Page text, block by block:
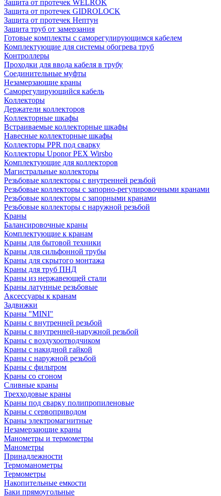
Защита от протечек WELROK
Защита от протечек GIDROLOCK
Защита от протечек Нептун
Защита труб от замерзания
Готовые комплекты с саморегулирующимся кабелем
Комплектующие для системы обогрева труб
Контроллеры
Проходки для ввода кабеля в трубу
Соединительные муфты
Незамерзающие краны
Саморегулирующийся кабель
Коллекторы
Держатели коллекторов
Коллекторные шкафы
Встраиваемые коллекторные шкафы
Навесные коллекторные шкафы
Коллекторы PPR под сварку
Коллекторы Uponor PEX Wirsbo
Комплектующие для коллекторов
Магистральные коллекторы
Резьбовые коллекторы с внутренней резьбой
Резьбовые коллекторы с запорно-регулировочными кранами
Резьбовые коллекторы с запорными кранами
Резьбовые коллекторы с наружной резьбой
Краны
Балансировочные краны
Комплектующие к кранам
Краны для бытовой техники
Краны для сильфонной трубы
Краны для скрытого монтажа
Краны для труб ПНД
Краны из нержавеющей стали
Краны латунные резьбовые
Аксессуары к кранам
Задвижки
Краны "MINI"
Краны с внутренней резьбой
Краны с внутренней-наружной резьбой
Краны с воздухоотводчиком
Краны с накидной гайкой
Краны с наружной резьбой
Краны с фильтром
Краны со сгоном
Сливные краны
Трехходовые краны
Краны под сварку полипропиленовые
Краны с сервоприводом
Краны электромагнитные
Незамерзающие краны
Манометры и термометры
Манометры
Принадлежности
Термоманометры
Термометры
Накопительные емкости
Баки прямоугольные